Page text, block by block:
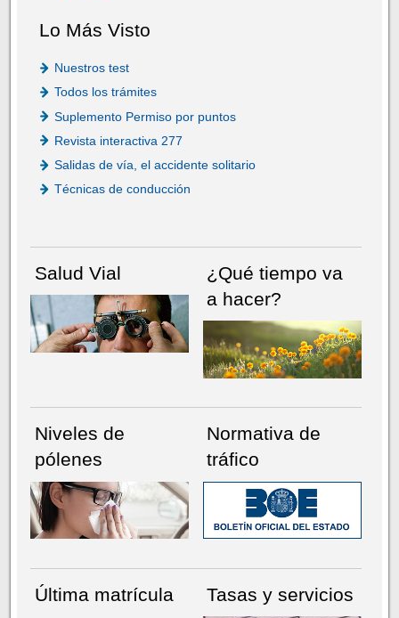
Lo Más Visto
Nuestros test
Todos los trámites
Suplemento Permiso por puntos
Revista interactiva 277
Salidas de vía, el accidente solitario
Técnicas de conducción
Salud Vial
¿Qué tiempo va
a hacer?
Niveles de
pólenes
Normativa de
tráfico
Última matrícula
Tasas y servicios